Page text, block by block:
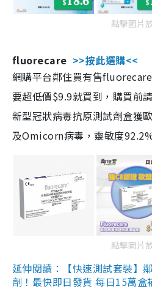
點擊圖片
fluorecare >>按此選購<<
網購平台鄰住買有售
要超低價$9.9就買到，購買前
新型冠狀病毒抗原測試劑盒獲
及Omicorn病毒，靈敏度
點擊圖片
延伸閱讀：【快速測試套裝】
劑！最快即日發貨 每日15萬盒